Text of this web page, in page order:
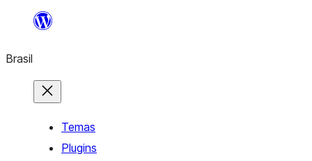
o
conteúdo
Brasil
Temas
Plugins